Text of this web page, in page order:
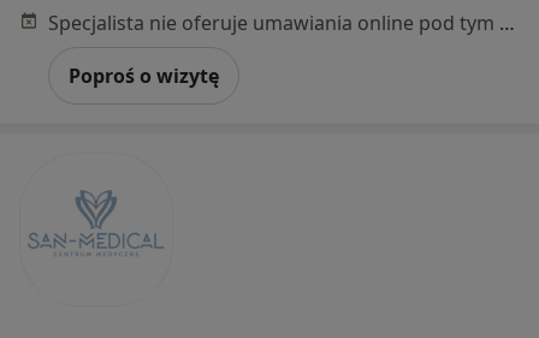
Specjalista nie oferuje umawiania online pod tym adresem.
Poproś o wizytę